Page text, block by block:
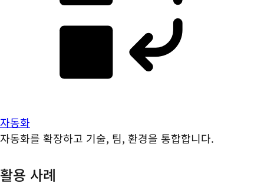
자동화
자동화를 확장하고 기술, 팀, 환경을 통합합니다.
활용 사례